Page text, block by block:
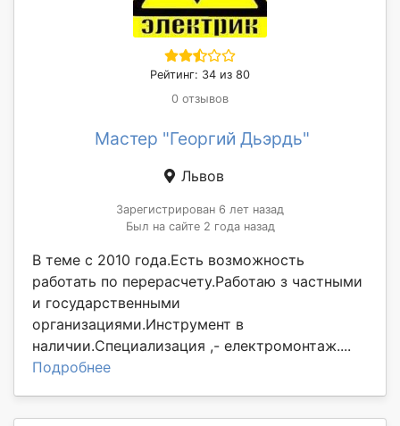
Рейтинг: 34 из 80
0 отзывов
Мастер "Георгий Дьэрдь"
Львов
Зарегистрирован 6 лет назад
Был на сайте 2 года назад
В теме с 2010 года.Есть возможность
работать по перерасчету.Работаю з частными
и государственными
организациями.Инструмент в
наличии.Специализация ,- електромонтаж....
Подробнее